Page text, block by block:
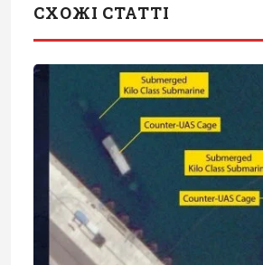
СХОЖІ СТАТТІ